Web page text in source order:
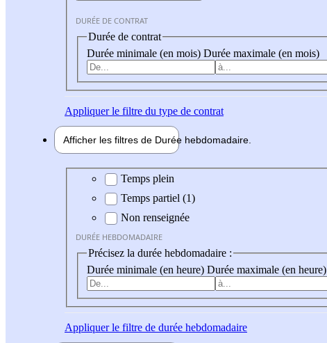
DURÉE DE CONTRAT
Durée de contrat
Durée minimale (en mois) Durée maximale (en mois)
Appliquerle filtre du type de contrat
Afficher les filtres de Durée hebdomadaire
Durée hebdomadaire
Temps plein
Temps partiel (1)
Non renseignée
DURÉE HEBDOMADAIRE
Précisez la durée hebdomadaire :
Durée minimale (en heure) Durée maximale (en heure)
Appliquerle filtre de durée hebdomadaire